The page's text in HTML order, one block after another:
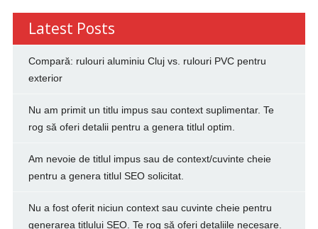
Latest Posts
Compară: rulouri aluminiu Cluj vs. rulouri PVC pentru
exterior
Nu am primit un titlu impus sau context suplimentar. Te
rog să oferi detalii pentru a genera titlul optim.
Am nevoie de titlul impus sau de context/cuvinte cheie
pentru a genera titlul SEO solicitat.
Nu a fost oferit niciun context sau cuvinte cheie pentru
generarea titlului SEO. Te rog să oferi detaliile necesare.